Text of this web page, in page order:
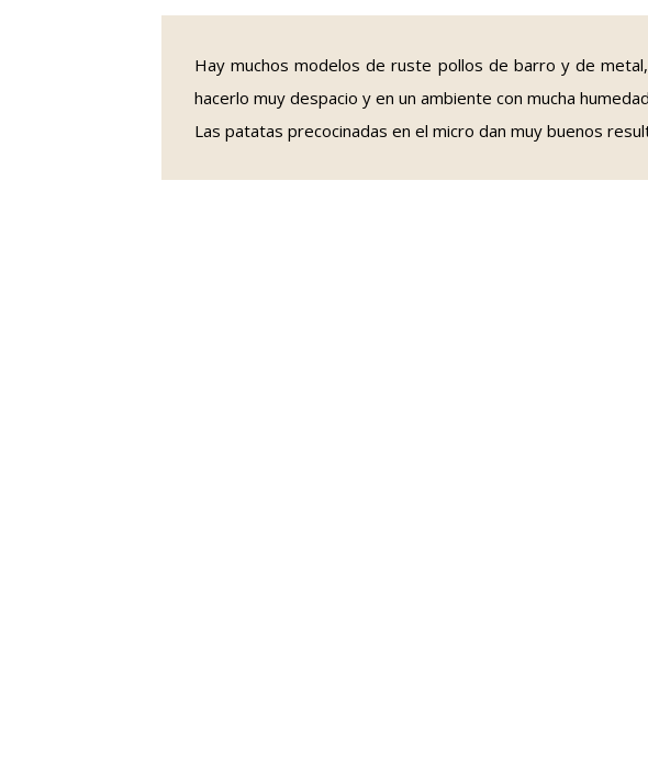
Hay muchos modelos de ruste pollos de barro y de
hacerlo muy despacio y en un ambiente con mucha
Las patatas precocinadas en el micro dan muy buenos